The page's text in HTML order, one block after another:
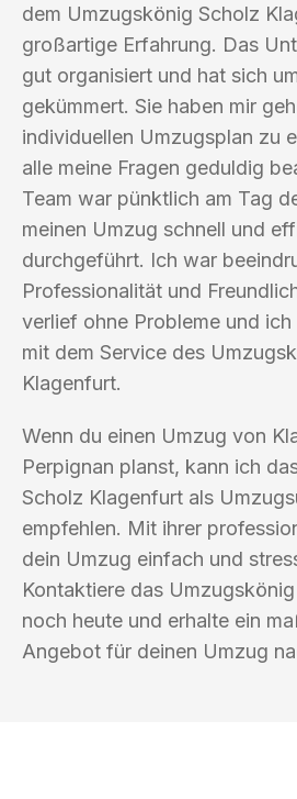
dem Umzugskönig Scholz
großartige Erfahrung. Das
gut organisiert und hat sich
gekümmert. Sie haben mir
individuellen Umzugsplan zu
alle meine Fragen geduldig
Team war pünktlich am Tag
meinen Umzug schnell und
durchgeführt. Ich war
Professionalität und
verlief ohne Probleme und
mit dem Service des
Klagenfurt.
Wenn du einen Umzug von
Perpignan planst, kann ich
Scholz Klagenfurt als
empfehlen. Mit ihrer
dein Umzug einfach und
Kontaktiere das
noch heute und erhalte ein
Angebot für deinen Umzug